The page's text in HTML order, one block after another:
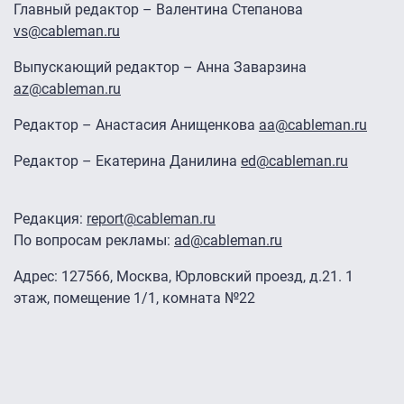
Главный редактор – Валентина Степанова
vs@cableman.ru
Выпускающий редактор – Анна Заварзина
az@cableman.ru
Редактор – Анастасия Анищенкова aa@cableman.ru
Редактор – Екатерина Данилина ed@cableman.ru
Редакция: report@cableman.ru
По вопросам рекламы: ad@cableman.ru
Адрес: 127566, Москва, Юрловский проезд, д.21. 1
этаж, помещение 1/1, комната №22